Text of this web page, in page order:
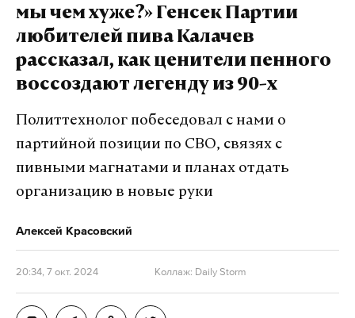
мы чем хуже?» Генсек Партии
любителей пива Калачев
рассказал, как ценители пенного
воссоздают легенду из 90-х
Политтехнолог побеседовал с нами о
партийной позиции по СВО, связях с
пивными магнатами и планах отдать
организацию в новые руки
Алексей Красовский
20:34, 7 окт. 2024 Коллаж: Daily Storm